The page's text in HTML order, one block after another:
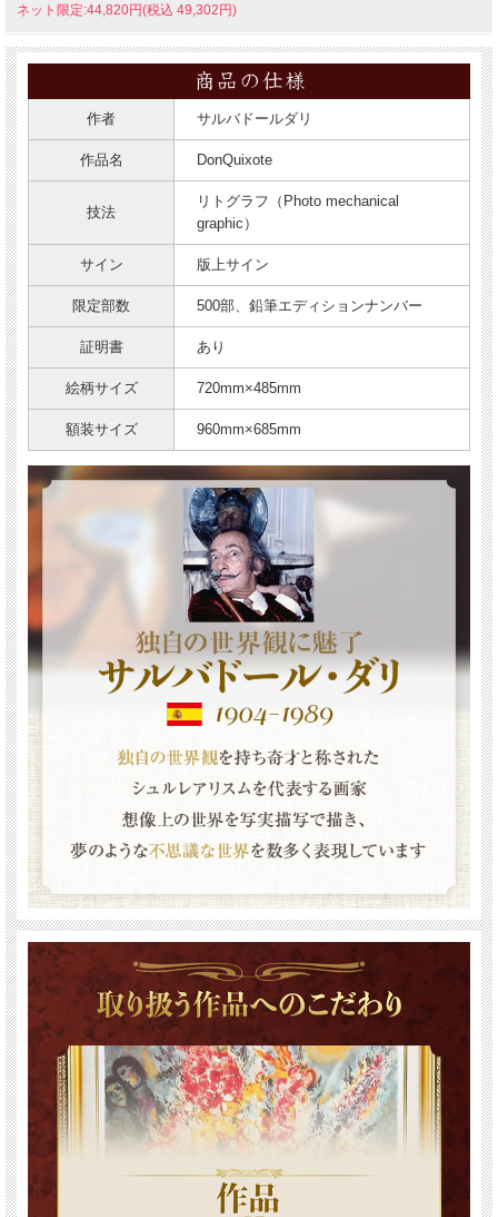
ネット限定:44,820円(税込 49,302円)
作者 サルバドールダリ
作品名 DonQuixote
技法
リトグラフ（Photo mechanical
graphic）
サイン 版上サイン
限定部数 500部、鉛筆エディションナンバー
証明書 あり
絵柄サイズ 720mm×485mm
額装サイズ 960mm×685mm